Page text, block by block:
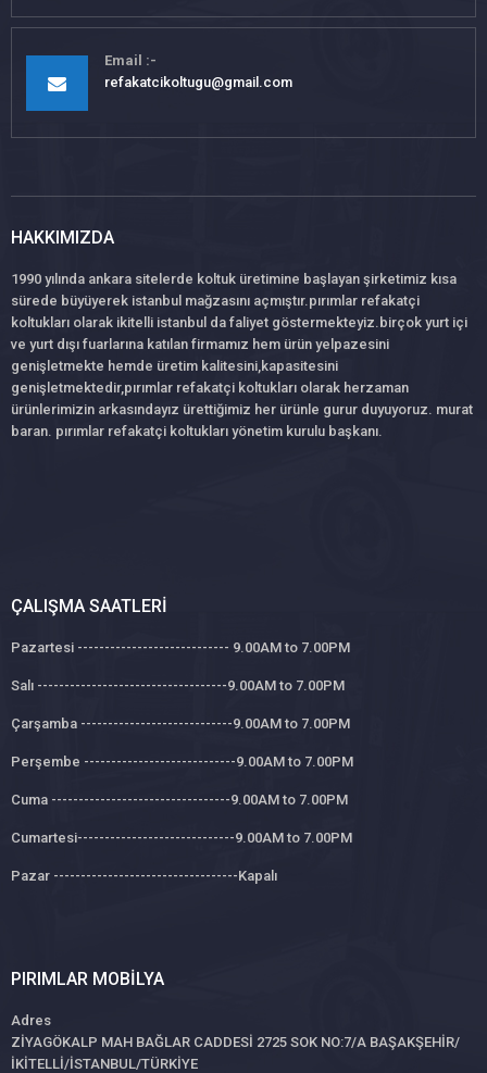
Email
refakatcikoltugu@gmail.com
HAKKIMIZDA
1990 yılında ankara sitelerde koltuk üretimine başlayan şirketimiz kısa
sürede büyüyerek istanbul mağzasını açmıştır.pırımlar refakatçi
koltukları olarak ikitelli istanbul da faliyet göstermekteyiz.birçok yurt içi
ve yurt dışı fuarlarına katılan firmamız hem ürün yelpazesini
genişletmekte hemde üretim kalitesini,kapasitesini
genişletmektedir,pırımlar refakatçi koltukları olarak herzaman
ürünlerimizin arkasındayız ürettiğimiz her ürünle gurur duyuyoruz. murat
baran. pırımlar refakatçi koltukları yönetim kurulu başkanı.
ÇALIŞMA SAATLERI
Pazartesi ---------------------------- 9.00AM to 7.00PM
Salı -----------------------------------9.00AM to 7.00PM
Çarşamba ----------------------------9.00AM to 7.00PM
Perşembe ----------------------------9.00AM to 7.00PM
Cuma ---------------------------------9.00AM to 7.00PM
Cumartesi-----------------------------9.00AM to 7.00PM
Pazar ----------------------------------Kapalı
PIRIMLAR MOBILYA
Adres
ZİYAGÖKALP MAH BAĞLAR CADDESİ 2725 SOK NO:7/A BAŞAKŞEHİR/
İKİTELLİ/İSTANBUL/TÜRKİYE